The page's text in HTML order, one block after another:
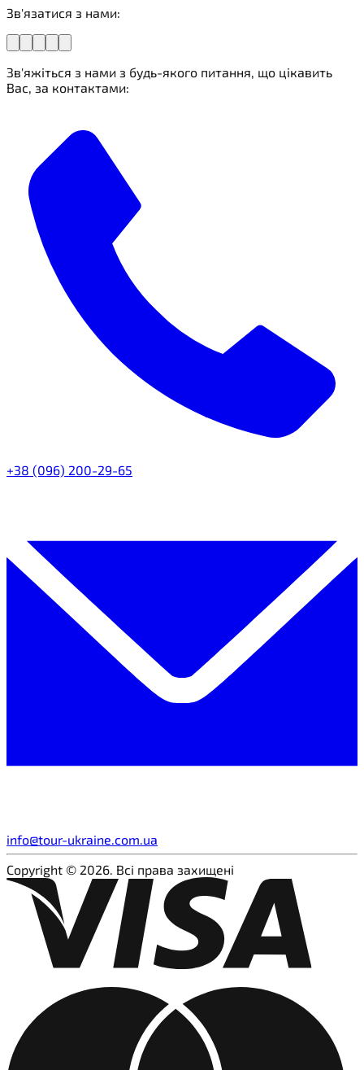
Зв'язатися з нами:
Зв'яжіться з нами з будь-якого питання, що цікавить
Вас, за контактами:
+38 (096) 200-29-65
info@tour-ukraine.com.ua
Copyright © 2026. Всі права захищені